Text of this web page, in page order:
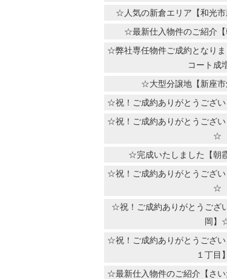
☆人気の新倉エリア【和光
☆最新仕入物件のご紹介
☆弊社専任物件ご成約となり
コート成
☆大型分譲地【新座
☆祝！ご成約ありがとうござ
☆祝！ご成約ありがとうござい
☆
☆完成いたしました【
☆祝！ご成約ありがとうござい
☆
☆祝！ご成約ありがとうござ
岡】
☆祝！ご成約ありがとうござ
１丁目
☆最新仕入物件のご紹介【さい